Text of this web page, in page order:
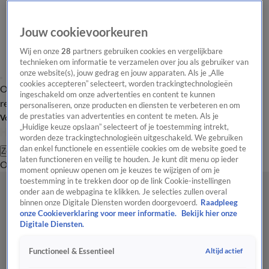
Overzicht Laatste nieuws Regionieuws Het beste van Hart
Tip de
redactie
Volg Hart van Nederland
Zoeken
OverzichtRegioUitzendingenWeerTip de redactiePanelVideo's
Jouw cookievoorkeuren
Wij en onze28 partners gebruiken cookies en vergelijkbare
technieken om informatie te verzamelen over jou als gebruiker van
onze website(s), jouw gedrag en jouw apparaten. Als je „Alle
cookies accepteren” selecteert, worden trackingtechnologieën
ingeschakeld om onze advertenties en content te kunnen
personaliseren, onze producten en diensten te verbeteren en om
de prestaties van advertenties en content te meten. Als je
„Huidige keuze opslaan” selecteert of je toestemming intrekt,
worden deze trackingtechnologieën uitgeschakeld. We gebruiken
dan enkel functionele en essentiële cookies om de website goed te
laten functioneren en veilig te houden. Je kunt dit menu op ieder
moment opnieuw openen om je keuzes te wijzigen of om je
toestemming in te trekken door op de link Cookie-instellingen
onder aan de webpagina te klikken. Je selecties zullen overal
binnen onze Digitale Diensten worden doorgevoerd. Raadpleeg
onze Cookieverklaring voor meer informatie.
Bekijk hier onze
Digitale Diensten.
Functioneel & Essentieel Altijd actief